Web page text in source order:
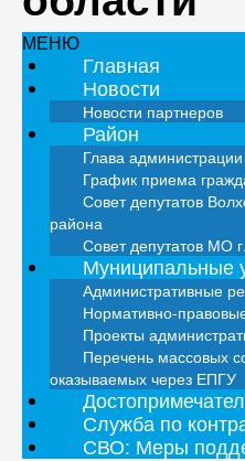
МЕНЮ
Главная
Новости
Новости партнеров
Район
Глава администрации
График приема
Совет депутатов
района
Совет депутатов МО
Муниципальные
Административные
Нормативно-
Проекты
Перечень массовых
оказываемых через ЕПГУ
Служба по
СВО: Меры